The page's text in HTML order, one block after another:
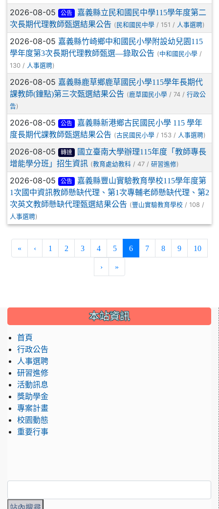
2026-08-05 公告
嘉義縣立民和國民中學115學年度第二
次長期代理教師甄選結果公告 ( 民和國民中學 / 151 / 人事選聘)
2026-08-05 嘉義縣竹崎鄉中和國民小學附設幼兒園115
學年度第3次長期代理教師甄選―錄取公告 (中和國民小學 /
130 / 人事選聘)
2026-08-05 嘉義縣鹿草鄉鹿草國民小學115學年長期代
課教師(鐘點)第三次甄選結果公告 (鹿草國民小學 / 74 / 行政公
告)
2026-08-05 公告
嘉義縣新港鄉古民國民小學 115 學年
度長期代課教師甄選結果公告 (古民國民小學 / 153 / 人事選聘)
2026-08-05 轉達
國立臺南大學辦理115年度「教師專長
增能學分班」招生資訊 (教育處幼教科 / 47 / 研習進修)
2026-08-05 公告
嘉義縣豐山實驗教育學校115學年度第
1次國中資訊教師懸缺代理、第1次專輔老師懸缺代理、第2
次英文教師懸缺代理甄選結果公告 (豐山實驗教育學校 / 108 /
人事選聘)
« ‹ 1 2 3 4 5 6(current)
7 8 9 10
› »
::: 本站資訊
首頁
行政公告
人事選聘
研習進修
活動訊息
獎助學金
專案計畫
校園動態
重要行事